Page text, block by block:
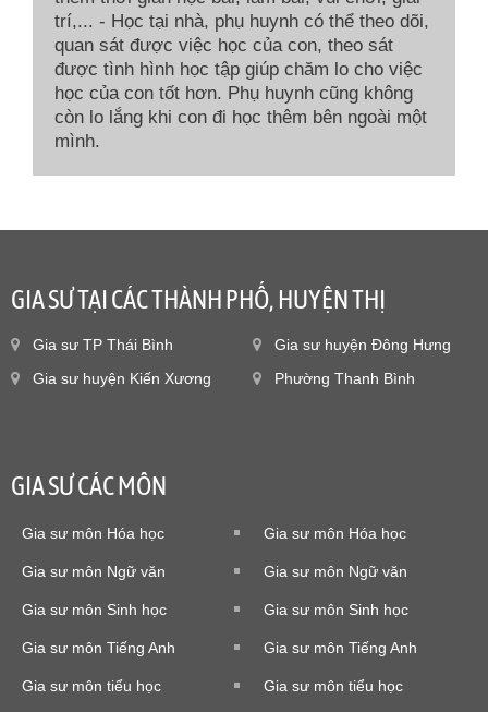
trí,... - Học tại nhà, phụ huynh có thể theo dõi,
quan sát được việc học của con, theo sát
được tình hình học tập giúp chăm lo cho việc
học của con tốt hơn. Phụ huynh cũng không
còn lo lắng khi con đi học thêm bên ngoài một
mình.
GIA SƯ TẠI CÁC THÀNH PHỐ, HUYỆN THỊ
Gia sư TP Thái Bình
Gia sư huyện Đông Hưng
Gia sư huyện Kiến Xương
Phường Thanh Bình
GIA SƯ CÁC MÔN
Gia sư môn Hóa học Gia sư môn Hóa học
Gia sư môn Ngữ văn Gia sư môn Ngữ văn
Gia sư môn Sinh học Gia sư môn Sinh học
Gia sư môn Tiếng Anh Gia sư môn Tiếng Anh
Gia sư môn tiểu học Gia sư môn tiểu học